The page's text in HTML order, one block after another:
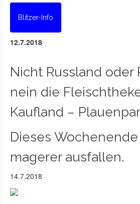
Blitzer-Info
12.7.2018
Nicht Russland oder
nein die
Kaufland –
Dieses
magerer ausfallen.
14.7.2018